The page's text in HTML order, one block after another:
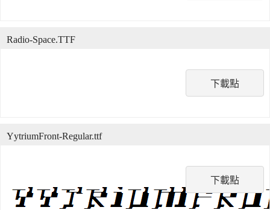
下載點
Radio-Space.TTF
下載點
YytriumFront-Regular.ttf